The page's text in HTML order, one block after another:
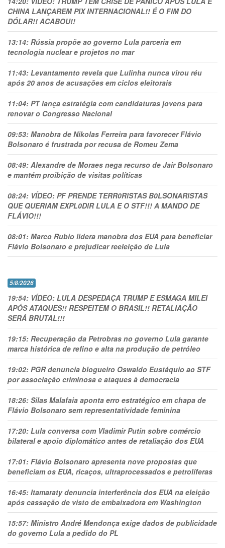
CHINA LANÇAREM PIX INTERNACIONAL!! É O FIM DO
DÓLAR!! ACABOU!!
13:14: Rússia propõe ao governo Lula parceria em
tecnologia nuclear e projetos no mar
11:43: Levantamento revela que Lulinha nunca virou réu
após 20 anos de acusações em ciclos eleitorais
11:04: PT lança estratégia com candidaturas jovens para
renovar o Congresso Nacional
09:53: Manobra de Nikolas Ferreira para favorecer Flávio
Bolsonaro é frustrada por recusa de Romeu Zema
08:49: Alexandre de Moraes nega recurso de Jair Bolsonaro
e mantém proibição de visitas políticas
08:24: VÍDEO: PF PRENDE TERR0RlSTAS B0LSONARlSTAS
QUE QUERIAM EXPL0DlR LULA E O STF!!! A MANDO DE
FLÁVIO!!!
08:01: Marco Rubio lidera manobra dos EUA para beneficiar
Flávio Bolsonaro e prejudicar reeleição de Lula
5/8/2026
19:54: VÍDEO: LULA DESPEDAÇA TRUMP E ESMAGA MILEI
APÓS ATAQUES!! RESPEITEM O BRASIL!! RETALIAÇÃO
SERÁ BRUTAL!!!
19:15: Recuperação da Petrobras no governo Lula garante
marca histórica de refino e alta na produção de petróleo
19:02: PGR denuncia blogueiro Oswaldo Eustáquio ao STF
por associação criminosa e ataques à democracia
18:26: Silas Malafaia aponta erro estratégico em chapa de
Flávio Bolsonaro sem representatividade feminina
17:20: Lula conversa com Vladimir Putin sobre comércio
bilateral e apoio diplomático antes de retaliação dos EUA
17:01: Flávio Bolsonaro apresenta nove propostas que
beneficiam os EUA, ricaços, ultraprocessados e petrolíferas
16:45: Itamaraty denuncia interferência dos EUA na eleição
após cassação de visto de embaixadora em Washington
15:57: Ministro André Mendonça exige dados de publicidade
do governo Lula a pedido do PL